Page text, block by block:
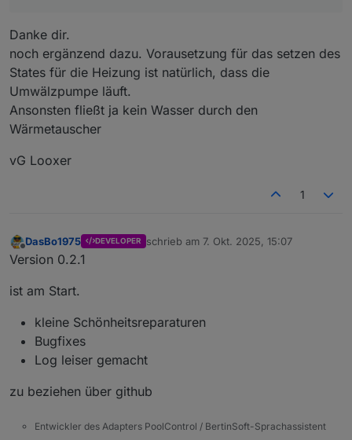
Hi,
ist ein State (also an aus).
Die Heizung soll eben solange auf "an"
stehen bis die Ziel-temperatur erreicht ist.
Danke dir.
noch ergänzend dazu. Vorausetzung für das setzen des
States für die Heizung ist natürlich, dass die
Umwälzpumpe läuft.
Ansonsten fließt ja kein Wasser durch den
Wärmetauscher
vG Looxer
1
Offline
DasBo1975 DEVELOPER schrieb am 7. Okt. 2025, 15:07
zuletzt editiert von
Version 0.2.1
ist am Start.
kleine Schönheitsreparaturen
Bugfixes
Log leiser gemacht
zu beziehen über github
Entwickler des Adapters PoolControl / BertinSoft-Sprachassistent